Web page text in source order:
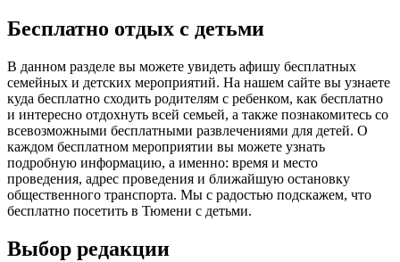
Бесплатно отдых с детьми
В данном разделе вы можете увидеть афишу бесплатных
семейных и детских мероприятий. На нашем сайте вы узнаете
куда бесплатно сходить родителям с ребенком, как бесплатно
и интересно отдохнуть всей семьей, а также познакомитесь со
всевозможными бесплатными развлечениями для детей. О
каждом бесплатном мероприятии вы можете узнать
подробную информацию, а именно: время и место
проведения, адрес проведения и ближайшую остановку
общественного транспорта. Мы с радостью подскажем, что
бесплатно посетить в Тюмени с детьми.
Выбор редакции